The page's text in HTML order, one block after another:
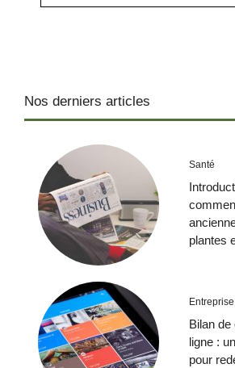
Nos derniers articles
Santé
plantes
Entreprise
Bilan
ligne :
pour